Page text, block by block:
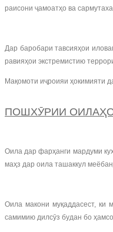
раисони ҷамоатҳо ва
Дар баробари тавсияҳои
равияҳои экстремистию
Мақомоти иҷроияи ҳокимияти
ПОШХӮРИИ
Оила дар фарҳанги мардуми
маҳз дар оила ташаккул
Оила макони муқаддасест,
самимию дилсӯз будан бо